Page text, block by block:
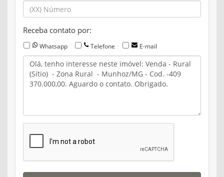
Receba contato por:
Whatsapp Telefone E-mail